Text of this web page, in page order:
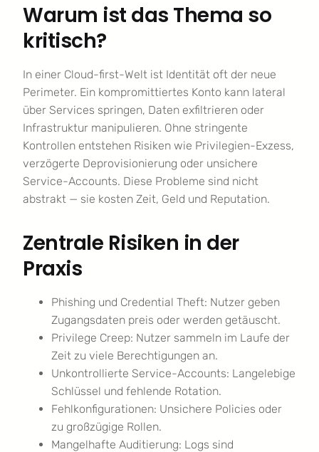
Warum ist das Thema so
kritisch?
In einer Cloud-first-Welt ist Identität oft der neue
Perimeter. Ein kompromittiertes Konto kann lateral
über Services springen, Daten exfiltrieren oder
Infrastruktur manipulieren. Ohne stringente
Kontrollen entstehen Risiken wie Privilegien-Exzess,
verzögerte Deprovisionierung oder unsichere
Service-Accounts. Diese Probleme sind nicht
abstrakt — sie kosten Zeit, Geld und Reputation.
Zentrale Risiken in der
Praxis
Phishing und Credential Theft: Nutzer geben
Zugangsdaten preis oder werden getäuscht.
Privilege Creep: Nutzer sammeln im Laufe der
Zeit zu viele Berechtigungen an.
Unkontrollierte Service-Accounts: Langelebige
Schlüssel und fehlende Rotation.
Fehlkonfigurationen: Unsichere Policies oder
zu großzügige Rollen.
Mangelhafte Auditierung: Logs sind